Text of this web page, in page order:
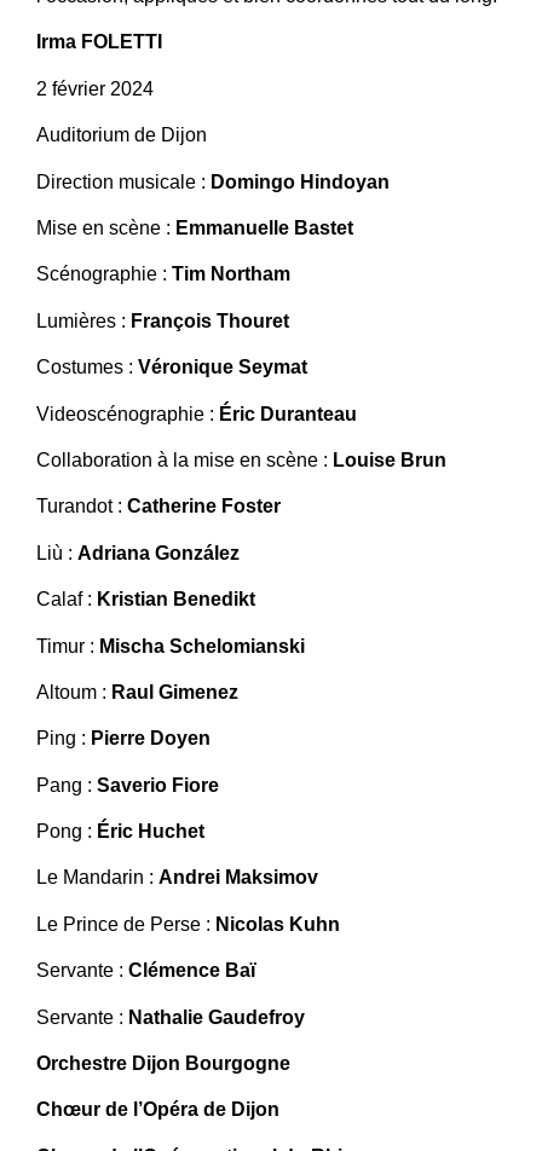
Irma FOLETTI
2 février 2024
Auditorium de Dijon
Direction musicale : Domingo Hindoyan
Mise en scène : Emmanuelle Bastet
Scénographie : Tim Northam
Lumières : François Thouret
Costumes : Véronique Seymat
Videoscénographie : Éric Duranteau
Collaboration à la mise en scène : Louise Brun
Turandot : Catherine Foster
Liù : Adriana González
Calaf : Kristian Benedikt
Timur : Mischa Schelomianski
Altoum : Raul Gimenez
Ping : Pierre Doyen
Pang : Saverio Fiore
Pong : Éric Huchet
Le Mandarin : Andrei Maksimov
Le Prince de Perse : Nicolas Kuhn
Servante : Clémence Baï
Servante : Nathalie Gaudefroy
Orchestre Dijon Bourgogne
Chœur de l’Opéra de Dijon